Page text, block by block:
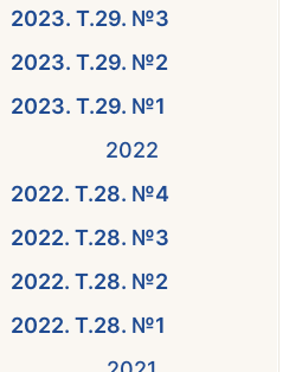
2023. Т.29. №3
2023. Т.29. №2
2023. Т.29. №1
2022
2022. Т.28. №4
2022. Т.28. №3
2022. Т.28. №2
2022. Т.28. №1